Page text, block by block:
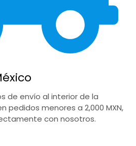
de envío al interior de la
pedidos menores a 2,000 MXN,
con nosotros.